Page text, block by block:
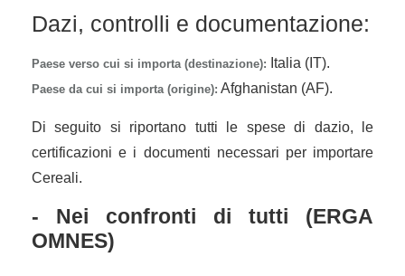
Dazi, controlli e documentazione:
Paese verso cui si importa (destinazione): Italia (IT).
Paese da cui si importa (origine): Afghanistan (AF).
Di seguito si riportano tutti le spese di dazio, le
certificazioni e i documenti necessari per importare
Cereali.
- Nei confronti di tutti (ERGA
OMNES)